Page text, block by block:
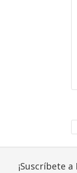
¡Suscríbete